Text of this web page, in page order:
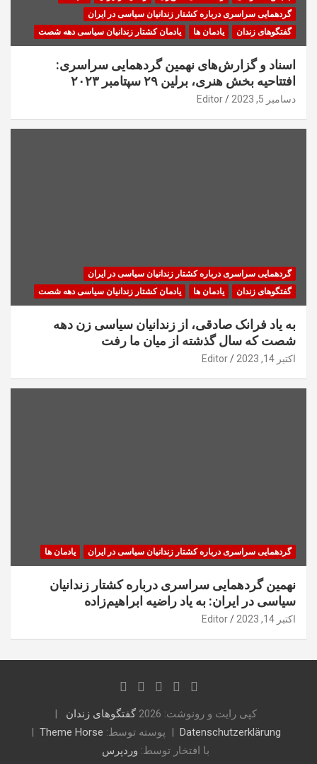
گردهمایی سراسری درباره کشتار زندانیان سیاسی در ایران
گفتگوهای زندان
یادمان ها یادمان کشتار زندانیان سیاسی دهه شصت
اسناد و گزارش‌های نهمین گردهمایی سراسری:
افتتاحیه بخش هنری، برلین ۲۹ سپتامبر ۲۰۲۳
دسامبر 5, 2023 Editor
گردهمایی سراسری درباره کشتار زندانیان سیاسی در ایران
گفتگوهای زندان
یادمان ها یادمان کشتار زندانیان سیاسی دهه شصت
به یاد فرانک صادقی، از زندانیان سیاسی زن دهه
شصت که سال گذشته از میان ما رفت
اکتبر 14, 2023 Editor
گردهمایی سراسری درباره کشتار زندانیان سیاسی در ایران یادمان ها
نهمین گردهمایی سراسری درباره کشتار زندانیان
سیاسی در ایران: به یاد راضیه ابراهیم‌زاده
اکتبر 14, 2023 Editor
کپی رایت و رونوشت: 2026
گفتگوهای زندان
Datenschutzerklärung
پوسته توسط: Theme Horse
با افتخار توسط: وردپرس